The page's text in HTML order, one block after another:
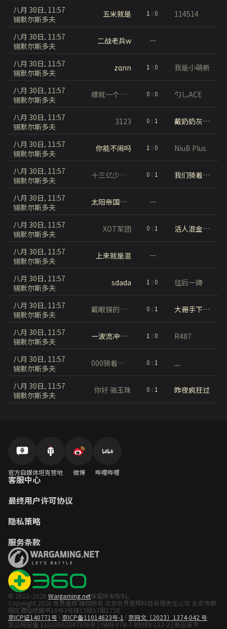
八月 30日, 11:57
锡默尔斯多夫
五米就是 1 : 0 114514
八月 30日, 11:57
锡默尔斯多夫
二战老兵w ---
八月 30日, 11:57
锡默尔斯多夫
zqnn 1 : 0 我是小萌新
八月 30日, 11:57
锡默尔斯多夫
嫖就一个字我只说一次 0 : 0 勺乚ACE
八月 30日, 11:57
锡默尔斯多夫
3123 0 : 1 戴奶奶灰中分头穿背带裤打篮球
八月 30日, 11:57
锡默尔斯多夫
你能不闹吗 1 : 0 NiuB Plus
八月 30日, 11:57
锡默尔斯多夫
十三亿少女的梦 0 : 1 我们骑着蜗牛找司机22222222222
八月 30日, 11:57
锡默尔斯多夫
太阳帝国的原罪 ---
八月 30日, 11:57
锡默尔斯多夫
XOT军团 0 : 1 活人混金币队伍
八月 30日, 11:57
锡默尔斯多夫
上来就是混 ---
八月 30日, 11:57
锡默尔斯多夫
sdada 1 : 0 往后一蹲
八月 30日, 11:57
锡默尔斯多夫
戴眼镜的观察手 0 : 1 大哥手下留情
八月 30日, 11:57
锡默尔斯多夫
一波流冲锋号 1 : 0 R487
八月 30日, 11:57
锡默尔斯多夫
000骑着蜗牛追司机 0 : 1 ....
八月 30日, 11:57
锡默尔斯多夫
你好 骆玉珠 0 : 1 昨夜疯狂过
官方自媒体坦克营地 微博 哔哩哔哩
客服中心
最终用户许可协议
隐私策略
服务条款
© 2012–2026 Wargaming.net保留所有权利。
Copyright 2026 世界星辉 版权所有 北京世界星辉科技有限责任公司 北京市朝
阳区酒仙桥路甲10号3号楼15层17层1758
京ICP证140771号 | 京ICP备11014623号-1 | 京网文〔2023〕1374-042 号
京公网安备 11010502047936号 | ISBN-978-7-89989-132-2 | 新出审字